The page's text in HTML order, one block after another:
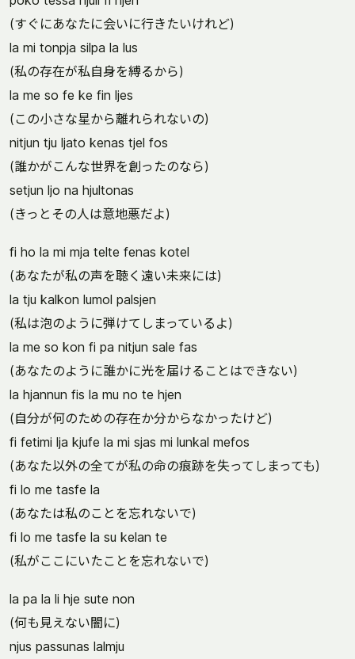
(すぐにあなたに会いに行きたいけれど)
la mi tonpja silpa la lus
(私の存在が私自身を縛るから)
la me so fe ke fin ljes
(この小さな星から離れられないの)
nitjun tju ljato kenas tjel fos
(誰かがこんな世界を創ったのなら)
setjun ljo na hjultonas
(きっとその人は意地悪だよ)
fi ho la mi mja telte fenas kotel
(あなたが私の声を聴く遠い未来には)
la tju kalkon lumol palsjen
(私は泡のように弾けてしまっているよ)
la me so kon fi pa nitjun sale fas
(あなたのように誰かに光を届けることはできない)
la hjannun fis la mu no te hjen
(自分が何のための存在か分からなかったけど)
fi fetimi lja kjufe la mi sjas mi lunkal mefos
(あなた以外の全てが私の命の痕跡を失ってしまっても)
fi lo me tasfe la
(あなたは私のことを忘れないで)
fi lo me tasfe la su kelan te
(私がここにいたことを忘れないで)
la pa la li hje sute non
(何も見えない闇に)
njus passunas lalmju